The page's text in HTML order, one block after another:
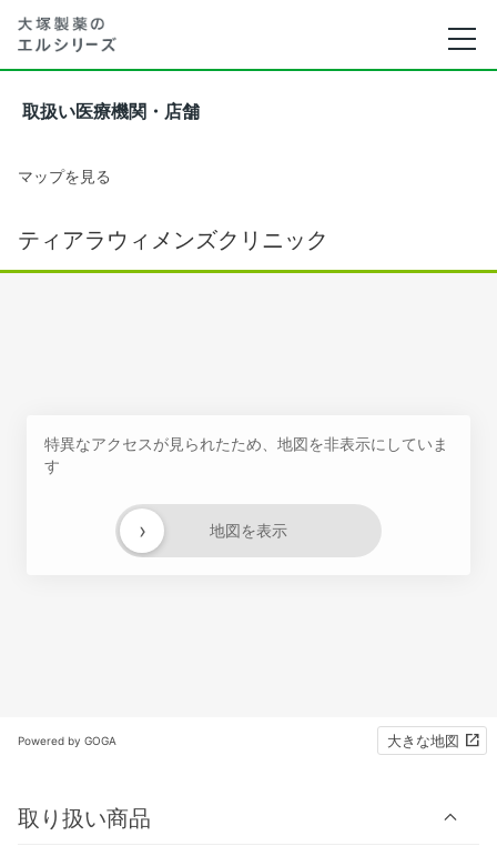
取扱い医療機関・店舗
マップを見る
ティアラウィメンズクリニック
特異なアクセスが見られたため、地図を非表示にしていま
す
地図を表示
›
Powered by GOGA 大きな地図
取り扱い商品